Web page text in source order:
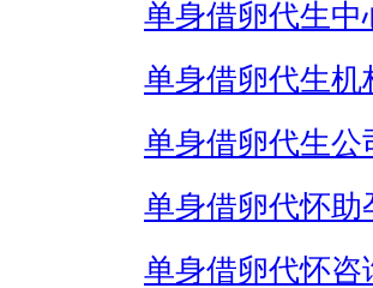
单身借卵代生中
单身借卵代生机
单身借卵代生公
单身借卵代怀助
单身借卵代怀咨